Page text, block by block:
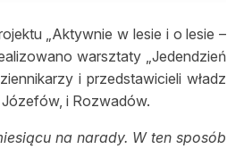
„Aktywnie w lesie i o lesie –
warsztaty „Jedendzień
i przedstawicieli władz
Józefów, i Rozwadów.
na narady. W ten sposób